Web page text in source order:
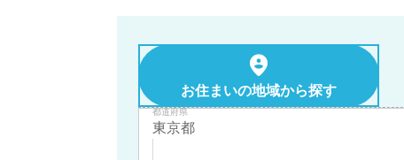
お住まいの地域から探す
都道府県